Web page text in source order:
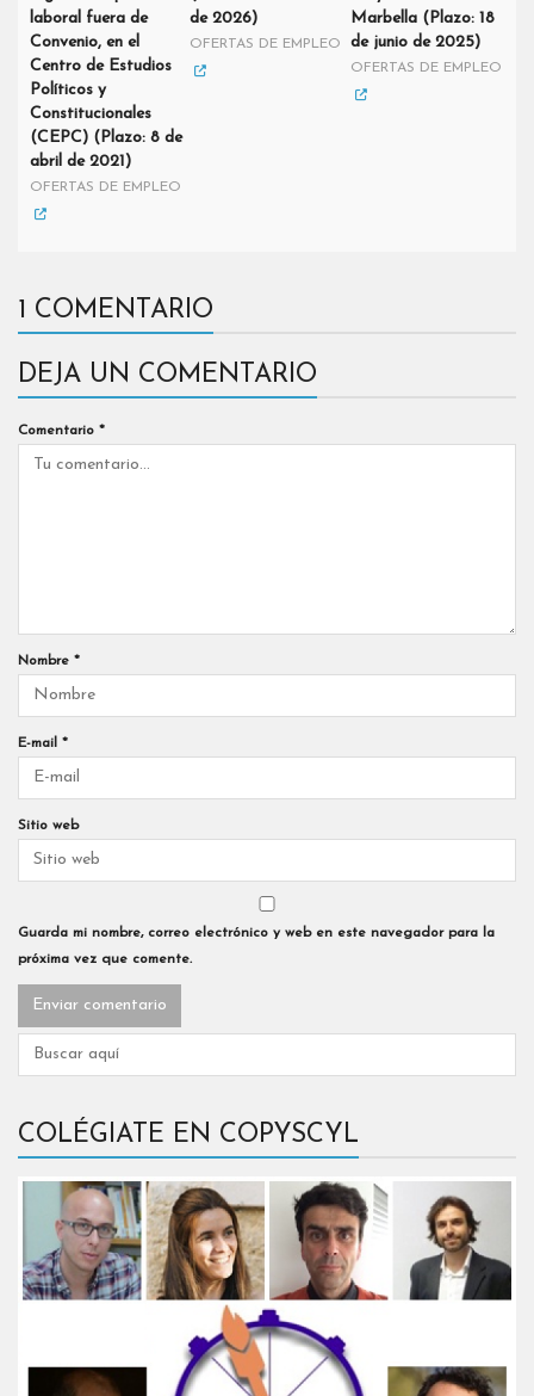
laboral fuera de
Convenio, en el
Centro de Estudios
Políticos y
Constitucionales
(CEPC) (Plazo: 8 de
abril de 2021)
OFERTAS DE EMPLEO
de 2026)
OFERTAS DE EMPLEO
Marbella (Plazo: 18
de junio de 2025)
OFERTAS DE EMPLEO
1 COMENTARIO
DEJA UN COMENTARIO
Comentario *
Nombre *
E-mail *
Sitio web
Guarda mi nombre, correo electrónico y web en este navegador para la
próxima vez que comente.
COLÉGIATE EN COPYSCYL